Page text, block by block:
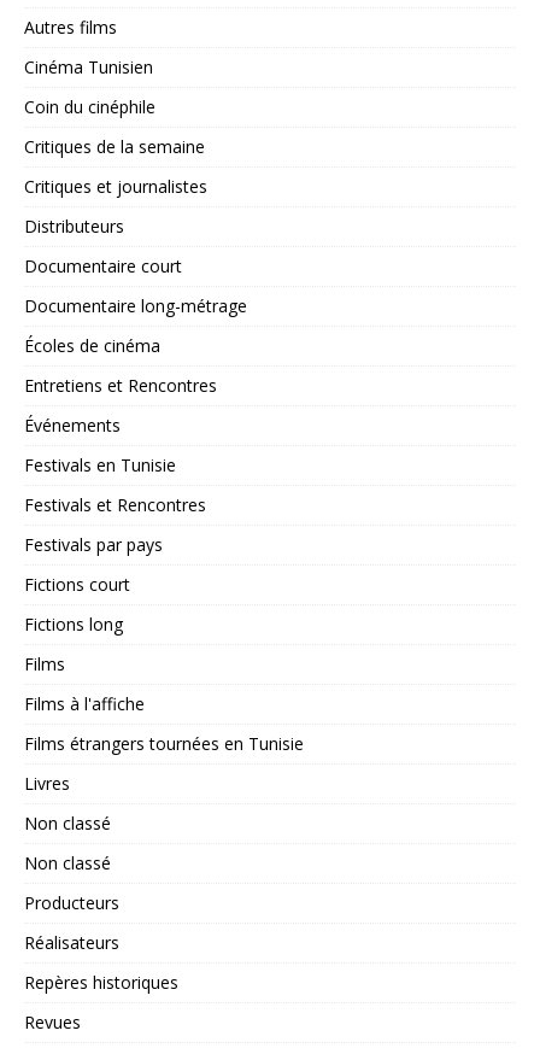
Autres films
Cinéma Tunisien
Coin du cinéphile
Critiques de la semaine
Critiques et journalistes
Distributeurs
Documentaire court
Documentaire long-métrage
Écoles de cinéma
Entretiens et Rencontres
Événements
Festivals en Tunisie
Festivals et Rencontres
Festivals par pays
Fictions court
Fictions long
Films
Films à l'affiche
Films étrangers tournées en Tunisie
Livres
Non classé
Non classé
Producteurs
Réalisateurs
Repères historiques
Revues